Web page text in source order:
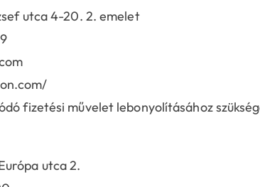
utca 4-20. 2. emelet
fizetési művelet lebonyolításához
utca 2.